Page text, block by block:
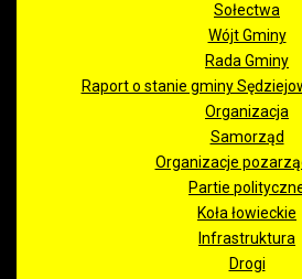
Sołectwa
Wójt Gminy
Rada Gminy
Raport o stanie gminy
Organizacja
Samorząd
Organizacje
Partie
Koła łowieckie
Infrastruktura
Drogi